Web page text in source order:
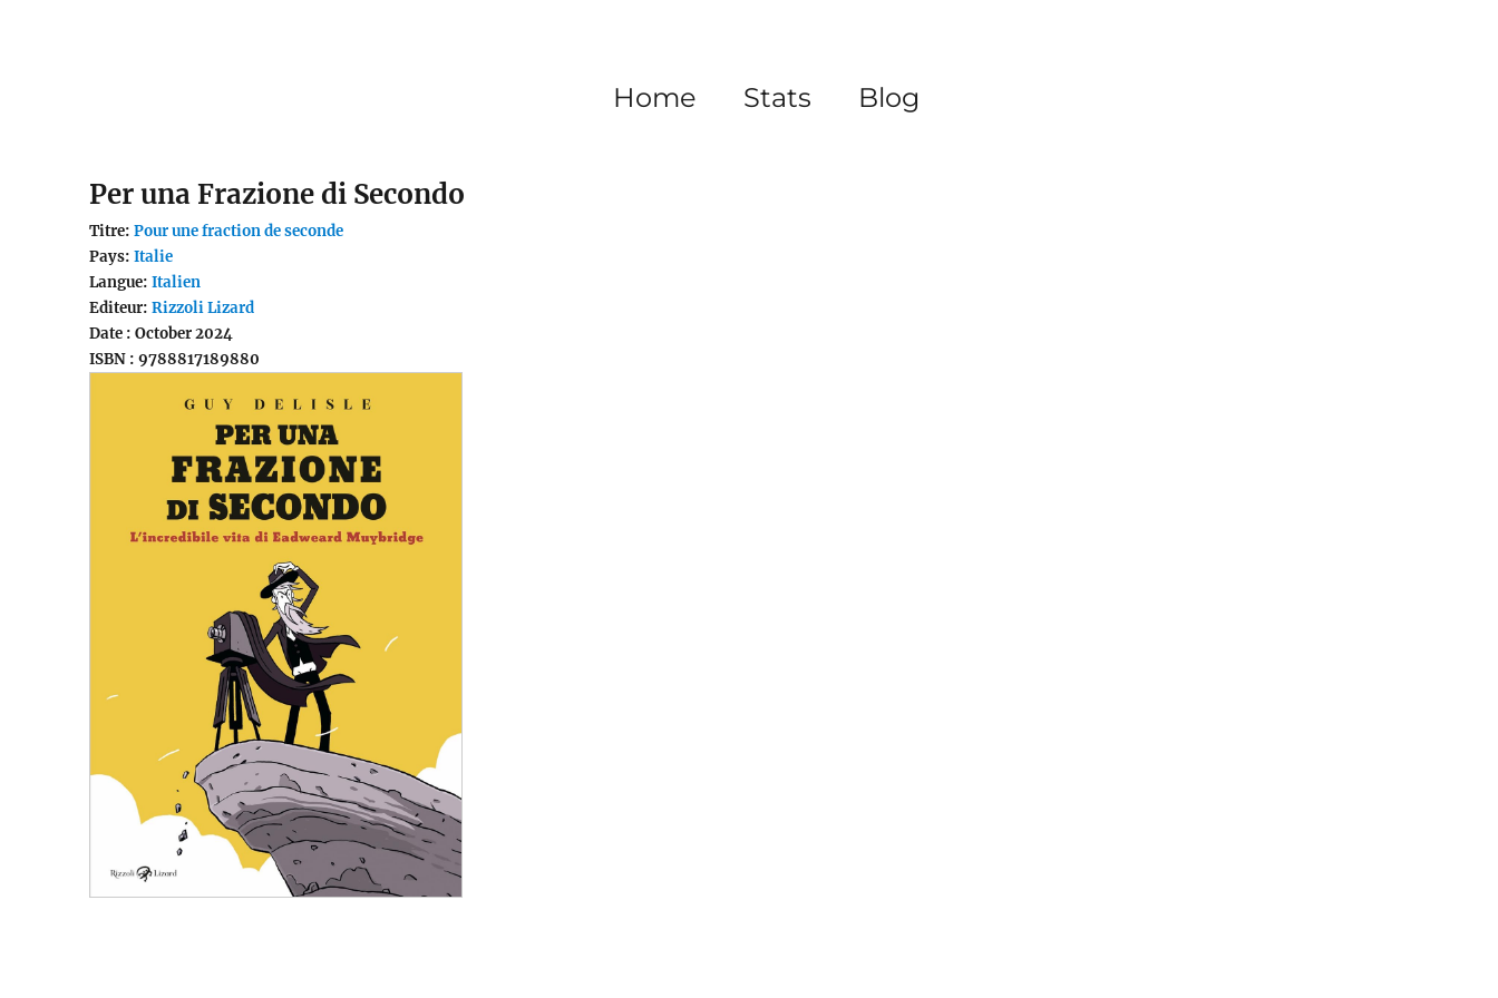
Home Stats Blog
Per una Frazione di Secondo
Titre:Pour une fraction de seconde
Pays:Italie
Langue:Italien
Editeur:Rizzoli Lizard
Date : October 2024
ISBN : 9788817189880